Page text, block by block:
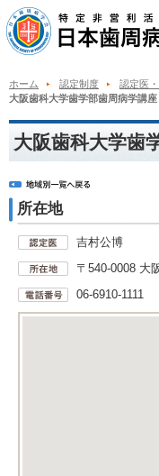
ホーム 認定制度
認定医
大阪歯科大学歯学部歯周病学講座
大阪歯科大学歯
所在地
吉村公博
〒540-0008 大
06-6910-1111